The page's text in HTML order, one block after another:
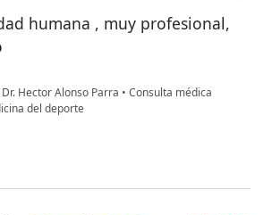
humana , muy profesional,
Hector Alonso Parra • Consulta médica
del deporte
Margarita Ruiz